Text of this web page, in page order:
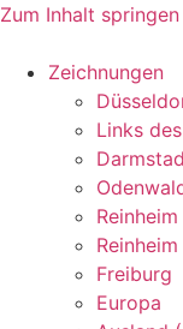
Zum Inhalt springen
Zeichnungen
Links
Reinheim
Freiburg
Europa